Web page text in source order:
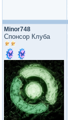
Minor748
Спонсор Клуба